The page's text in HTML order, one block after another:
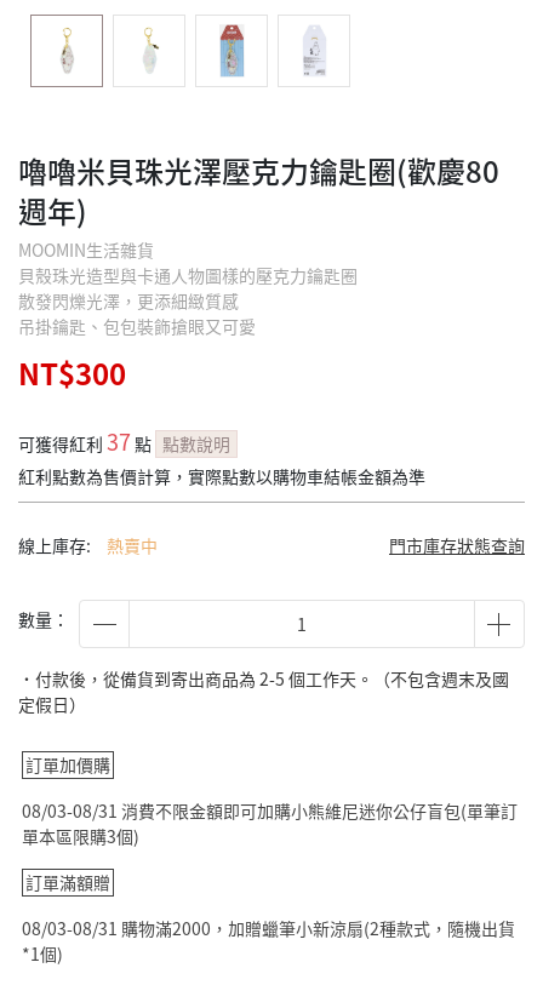
嚕嚕米貝珠光澤壓克力鑰匙圈(歡慶80
週年)
MOOMIN生活雜貨
貝殼珠光造型與卡通人物圖樣的壓克力鑰匙圈
散發閃爍光澤，更添細緻質感
吊掛鑰匙、包包裝飾搶眼又可愛
NT$300
可獲得紅利 37點 點數說明
紅利點數為售價計算，實際點數以購物車結帳金額為準
線上庫存: 熱賣中 門市庫存狀態查詢
數量：
˙付款後，從備貨到寄出商品為 2-5 個工作天。（不包含週末及國
定假日）
訂單加價購
08/03-08/31 消費不限金額即可加購小熊維尼迷你公仔盲包(單筆訂
單本區限購3個)
訂單滿額贈
08/03-08/31 購物滿2000，加贈蠟筆小新涼扇(2種款式，隨機出貨
*1個)